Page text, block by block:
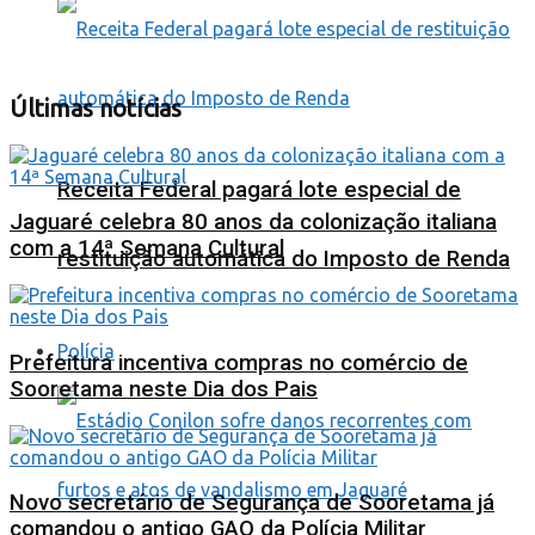
Receita Federal pagará lote especial de
restituição automática do Imposto de Renda
Polícia
Últimas notícias
Jaguaré celebra 80 anos da colonização italiana
com a 14ª Semana Cultural
Prefeitura incentiva compras no comércio de
Sooretama neste Dia dos Pais
Novo secretário de Segurança de Sooretama já
comandou o antigo GAO da Polícia Militar